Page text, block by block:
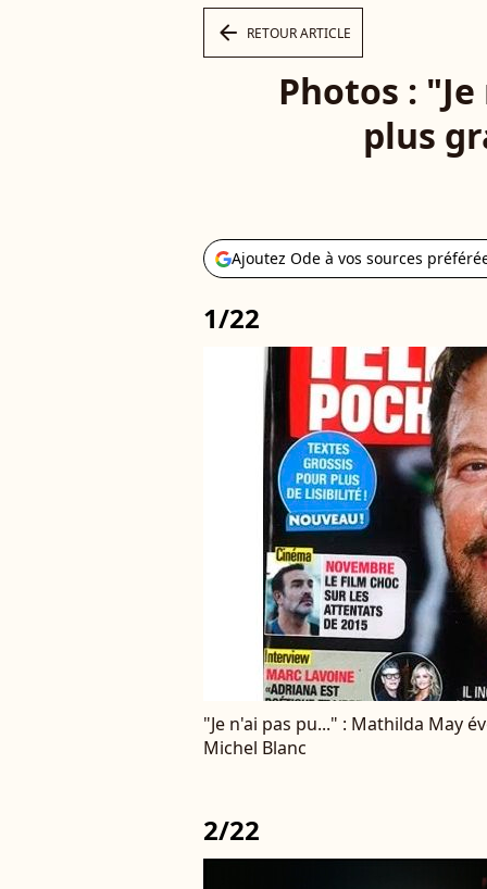
arrow_left RETOUR ARTICLE
Photos :
plus
Ajoutez Ode à vos sources
1/22
"Je n'ai pas pu..." : Mathilda May
Michel Blanc
2/22